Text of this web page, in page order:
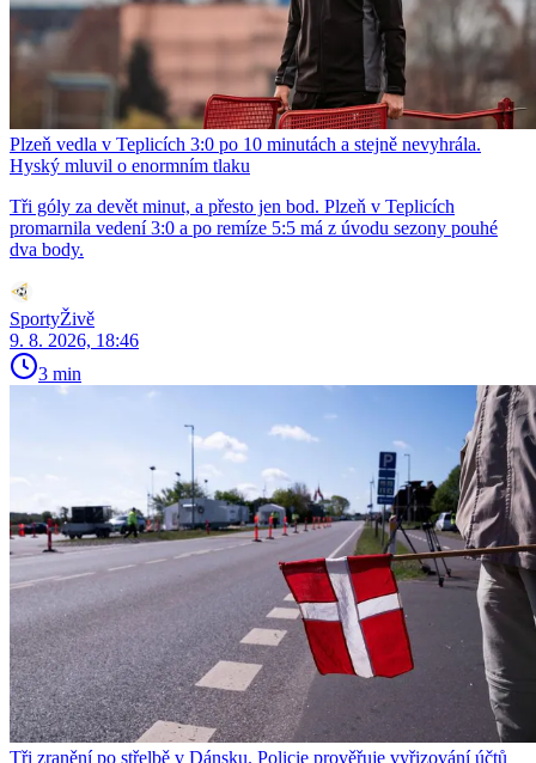
Plzeň vedla v Teplicích 3:0 po 10 minutách a stejně nevyhrála.
Hyský mluvil o enormním tlaku
Tři góly za devět minut, a přesto jen bod. Plzeň v Teplicích
promarnila vedení 3:0 a po remíze 5:5 má z úvodu sezony pouhé
dva body.
SportyŽivě
9. 8. 2026, 18:46
3 min
Tři zranění po střelbě v Dánsku. Policie prověřuje vyřizování účtů